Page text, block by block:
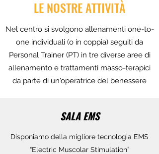
LE NOSTRE ATTIVITÀ
Nel centro si svolgono allenamenti one-to-
one individuali (o in coppia) seguiti da
Personal Trainer (PT) in tre diverse aree di
allenamento e trattamenti masso-terapici
da parte di un'operatrice del benessere
SALA EMS
Disponiamo della migliore tecnologia EMS
“Electric Muscolar Stimulation”